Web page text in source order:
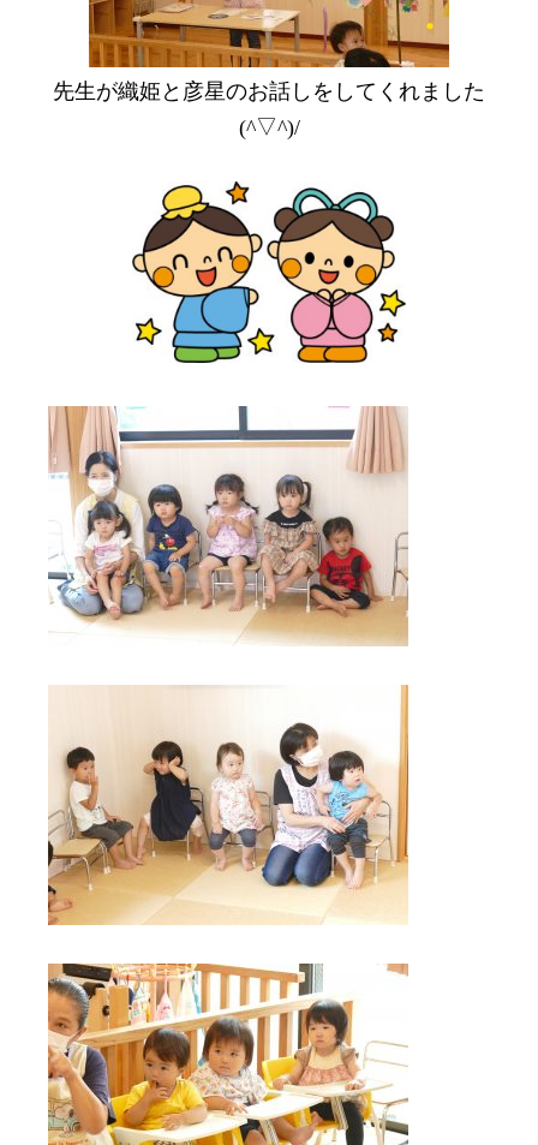
先生が織姫と彦星のお話しをしてくれました
(^▽^)/